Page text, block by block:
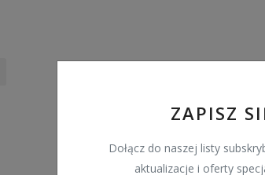
ZAPISZ
Dołącz do naszej listy
aktualizacje i oferty